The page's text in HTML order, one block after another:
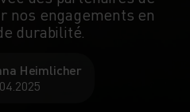
nos engagements en
durabilité.
Heimlicher